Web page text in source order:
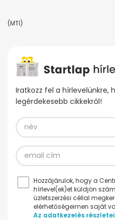
(MTI)
Iratkozz fel a hírlevelünkre,
legérdekesebb cikkekről!
Hozzájárulok, hogy a
hírlevel(ek)et küldjön
üzletszerzési céllal
elérhetőségeimen saját
Az adatkezelés részletei